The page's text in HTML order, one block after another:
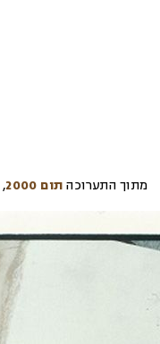
מתוך התערוכה תום 2000 ,